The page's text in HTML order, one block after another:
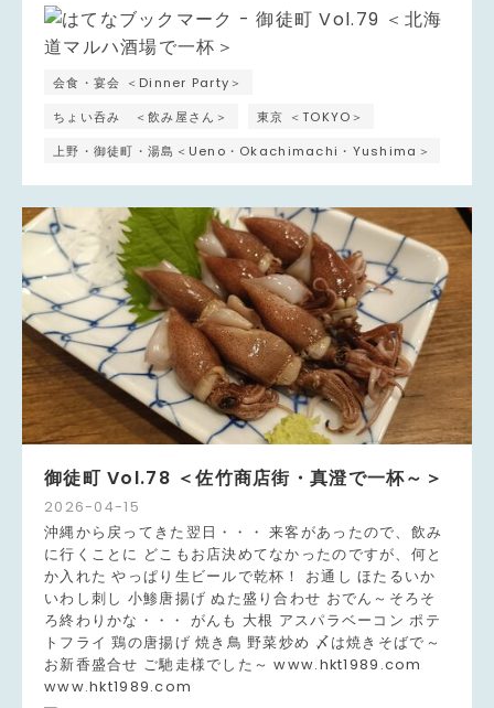
会食・宴会 ＜Dinner Party＞
ちょい呑み ＜飲み屋さん＞
東京 ＜TOKYO＞
上野・御徒町・湯島＜Ueno・Okachimachi・Yushima＞
2026-04-15
御徒町 Vol.78 ＜佐竹商店街・真澄で一杯～＞
沖縄から戻ってきた翌日・・・ 来客があったので、飲み
に行くことに どこもお店決めてなかったのですが、何と
か入れた やっぱり生ビールで乾杯！ お通し ほたるいか
いわし刺し 小鯵唐揚げ ぬた盛り合わせ おでん～そろそ
ろ終わりかな・・・ がんも 大根 アスパラベーコン ポテ
トフライ 鶏の唐揚げ 焼き鳥 野菜炒め 〆は焼きそばで～
お新香盛合せ ご馳走様でした～ www.hkt1989.com
www.hkt1989.com